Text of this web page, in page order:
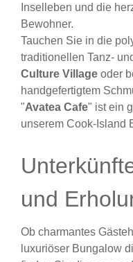
Inselleben und die
Bewohner.
Tauchen Sie in die
traditionellen Tanz-
Culture Village oder
handgefertigtem
"Avatea Cafe" ist ein
unserem Cook-Island
und
Ob charmantes
luxuriöser Bungalow